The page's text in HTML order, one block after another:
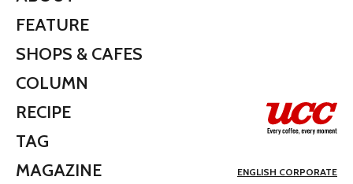
FEATURE
SHOPS & CAFES
COLUMN
RECIPE
TAG
MAGAZINE
ENGLISH CORPORATE